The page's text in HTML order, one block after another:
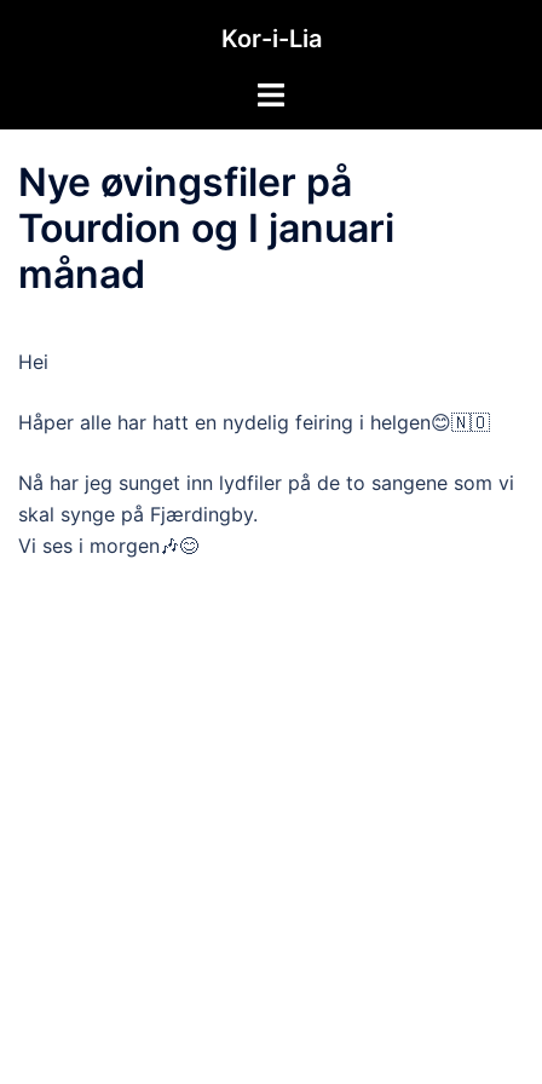
Kor-i-Lia
Toggle
Nye øvingsfiler på
Tourdion og I januari
månad
Hei
Håper alle har hatt en nydelig feiring i helgen😊🇳🇴
Nå har jeg sunget inn lydfiler på de to sangene som vi
skal synge på Fjærdingby.
Vi ses i morgen🎶😊